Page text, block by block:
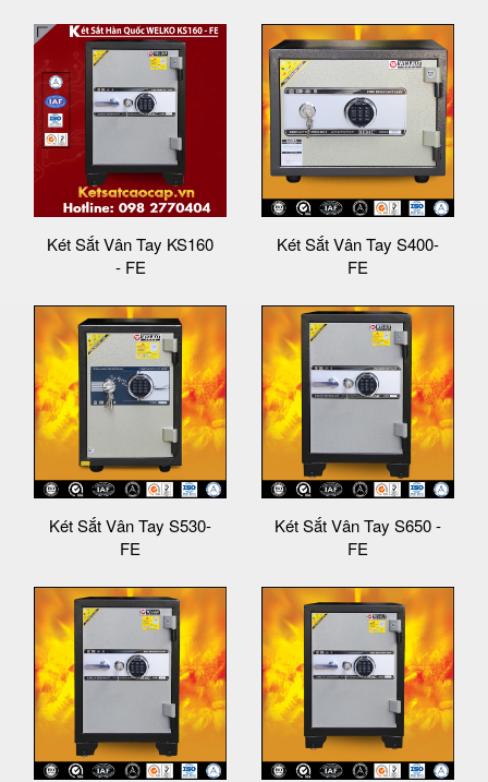
Két Sắt Vân Tay KS160
- FE
Két Sắt Vân Tay S400-
FE
Két Sắt Vân Tay S530-
FE
Két Sắt Vân Tay S650 -
FE